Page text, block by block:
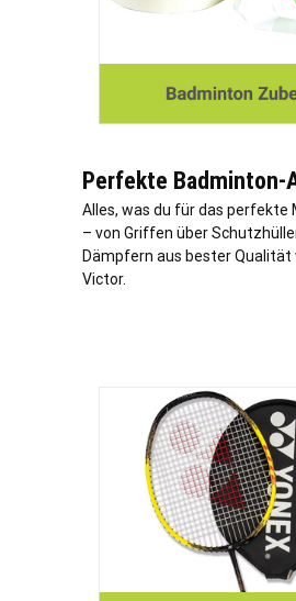
Perfekte Badminton-
Alles, was du für das perfekte
– von Griffen über
Dämpfern aus bester Qualität
Victor.